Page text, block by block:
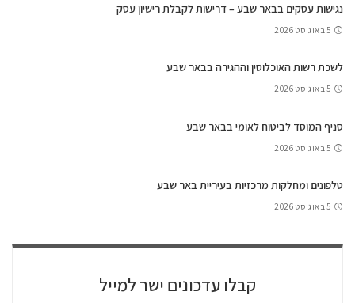
נגישות עסקים בבאר שבע – דרישות לקבלת רישיון עסק
5 באוגוסט 2026
לשכת רשות האוכלוסין וההגירה בבאר שבע
5 באוגוסט 2026
סניף המוסד לביטוח לאומי בבאר שבע
5 באוגוסט 2026
טלפונים ומחלקות מרכזיות בעיריית באר שבע
5 באוגוסט 2026
קבלו עדכונים ישר למייל